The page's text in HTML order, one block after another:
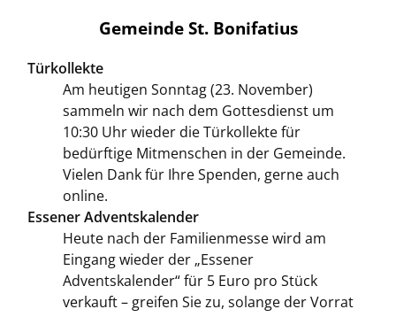
Gemeinde St. Bonifatius
Türkollekte
Am heutigen Sonntag (23. November)
sammeln wir nach dem Gottesdienst um
10:30 Uhr wieder die Türkollekte für
bedürftige Mitmenschen in der Gemeinde.
Vielen Dank für Ihre Spenden, gerne auch
online.
Essener Adventskalender
Heute nach der Familienmesse wird am
Eingang wieder der „Essener
Adventskalender“ für 5 Euro pro Stück
verkauft – greifen Sie zu, solange der Vorrat